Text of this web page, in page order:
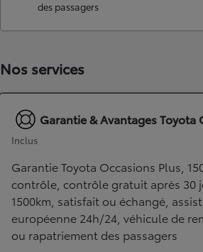
des passagers
Nos services
Garantie & Avantages Toyota
Inclus
Garantie Toyota Occasions Plus,
contrôle, contrôle gratuit après 30
1500km, satisfait ou échangé,
européenne 24h/24, véhicule de
ou rapatriement des passagers